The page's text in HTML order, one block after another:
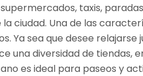
taxis,
ciudad. Una de las
Ya sea que desee
diversidad de tiendas,
es ideal para paseos y